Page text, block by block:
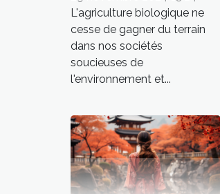
L'agriculture biologique ne
cesse de gagner du terrain
dans nos sociétés
soucieuses de
l'environnement et...